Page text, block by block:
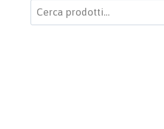
Cerca: